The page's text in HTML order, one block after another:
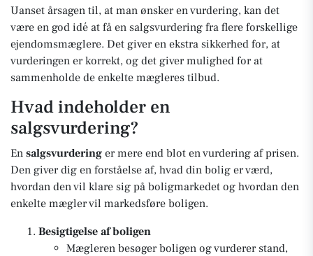
Uanset årsagen til, at man ønsker en vurdering, kan det
være en god idé at få en salgsvurdering fra flere forskellige
ejendomsmæglere. Det giver en ekstra sikkerhed for, at
vurderingen er korrekt, og det giver mulighed for at
sammenholde de enkelte mægleres tilbud.
Hvad indeholder en
salgsvurdering?
En salgsvurdering er mere end blot en vurdering af prisen.
Den giver dig en forståelse af, hvad din bolig er værd,
hvordan den vil klare sig på boligmarkedet og hvordan den
enkelte mægler vil markedsføre boligen.
Besigtigelse af boligen
Mægleren besøger boligen og vurderer stand,